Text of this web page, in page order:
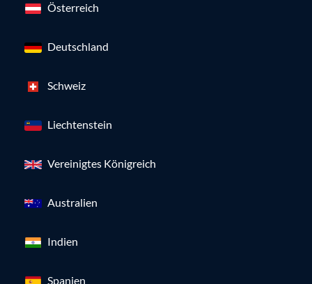
Österreich
Deutschland
Schweiz
Liechtenstein
Vereinigtes Königreich
Australien
Indien
Spanien